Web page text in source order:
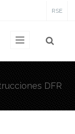
RSE
DFR